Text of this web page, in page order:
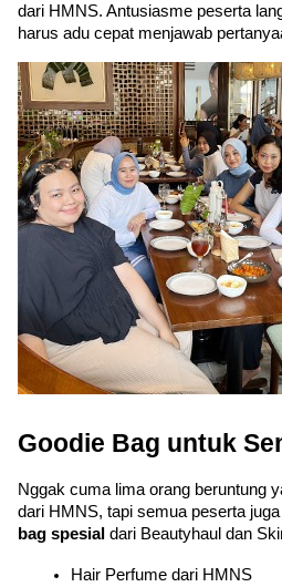
dari HMNS. Antusiasme peserta
harus adu cepat menjawab
Goodie Bag untuk
Nggak cuma lima orang beruntung
dari HMNS, tapi semua peserta
bag spesial dari Beautyhaul dan
Hair Perfume dari HMNS